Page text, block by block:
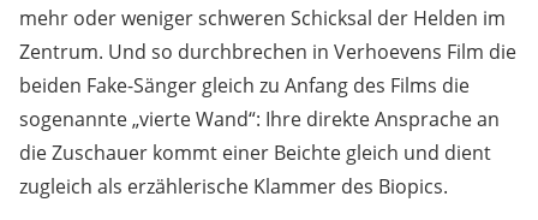
mehr oder weniger schweren Schicksal der Helden im
Zentrum. Und so durchbrechen in Verhoevens Film die
beiden Fake-Sänger gleich zu Anfang des Films die
sogenannte „vierte Wand“: Ihre direkte Ansprache an
die Zuschauer kommt einer Beichte gleich und dient
zugleich als erzählerische Klammer des Biopics.